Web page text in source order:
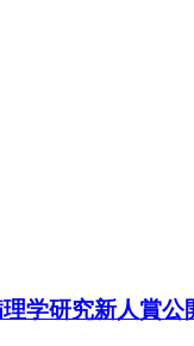
学研究新人賞公